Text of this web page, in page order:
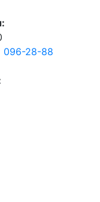
096-28-88